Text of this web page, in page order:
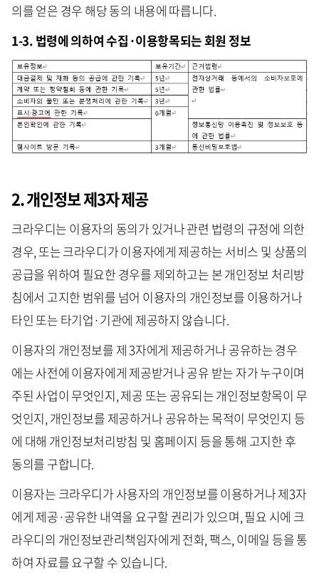
의를 얻은 경우 해당 동의 내용에 따릅니다.
1-3. 법령에 의하여 수집·이용항목되는 회원 정보
2. 개인정보 제3자 제공
크라우디는 이용자의 동의가 있거나 관련 법령의 규정에 의한
경우, 또는 크라우디가 이용자에게 제공하는 서비스 및 상품의
공급을 위하여 필요한 경우를 제외하고는 본 개인정보 처리방
침에서 고지한 범위를 넘어 이용자의 개인정보를 이용하거나
타인 또는 타기업·기관에 제공하지 않습니다.
이용자의 개인정보를 제 3자에게 제공하거나 공유하는 경우
에는 사전에 이용자에게 제공받거나 공유 받는 자가 누구이며
주된 사업이 무엇인지, 제공 또는 공유되는 개인정보항목이 무
엇인지, 개인정보를 제공하거나 공유하는 목적이 무엇인지 등
에 대해 개인정보처리방침 및 홈페이지 등을 통해 고지한 후
동의를 구합니다.
이용자는 크라우디가 사용자의 개인정보를 이용하거나 제3자
에게 제공·공유한 내역을 요구할 권리가 있으며, 필요 시에 크
라우디의 개인정보관리책임자에게 전화, 팩스, 이메일 등을 통
하여 자료를 요구할 수 있습니다.